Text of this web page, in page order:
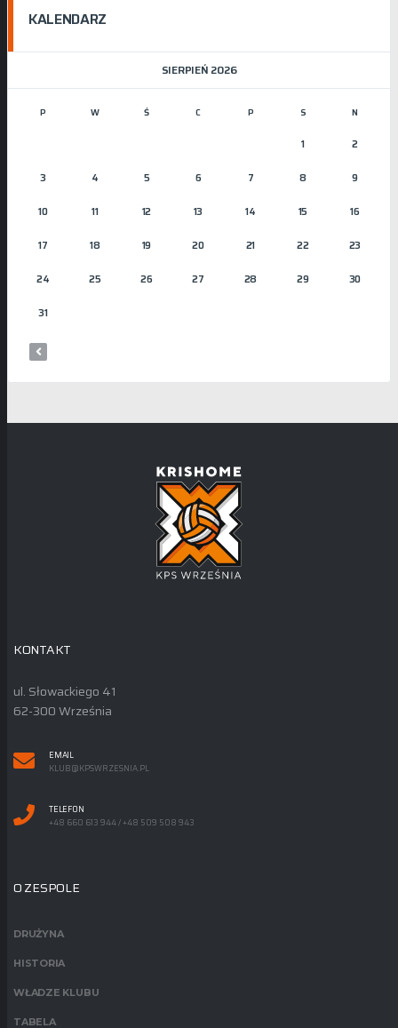
KALENDARZ
SIERPIEŃ 2026
P W Ś C P S N
1 2
3 4 5 6 7 8 9
10 11 12 13 14 15 16
17 18 19 20 21 22 23
24 25 26 27 28 29 30
31
KONTAKT
ul. Słowackiego 41
62-300 Września
EMAIL
KLUB@KPSWRZESNIA.PL
TELEFON
+48 660 613 944 / +48 509 508 943
O ZESPOLE
DRUŻYNA
HISTORIA
WŁADZE KLUBU
TABELA